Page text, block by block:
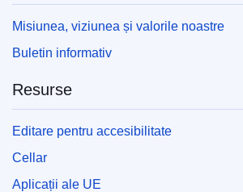
Misiunea, viziunea și valorile noastre
Buletin informativ
Resurse
Editare pentru accesibilitate
Cellar
Aplicații ale UE